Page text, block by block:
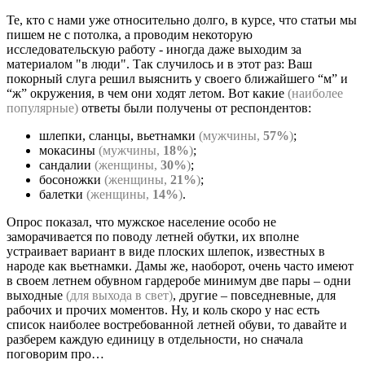
Те, кто с нами уже относительно долго, в курсе, что статьи мы
пишем не с потолка, а проводим некоторую
исследовательскую работу - иногда даже выходим за
материалом "в люди". Так случилось и в этот раз: Ваш
покорный слуга решил выяснить у своего ближайшего “м” и
“ж” окружения, в чем они ходят летом. Вот какие (наиболее
популярные) ответы были получены от респондентов:
шлепки, сланцы, вьетнамки (мужчины, 57%);
мокасины (мужчины, 18%);
сандалии (женщины, 30%);
босоножки (женщины, 21%);
балетки (женщины, 14%).
Опрос показал, что мужское население особо не
заморачивается по поводу летней обутки, их вполне
устраивает вариант в виде плоских шлепок, известных в
народе как вьетнамки. Дамы же, наоборот, очень часто имеют
в своем летнем обувном гардеробе минимум две пары – одни
выходные (для выхода в свет), другие – повседневные, для
рабочих и прочих моментов. Ну, и коль скоро у нас есть
список наиболее востребованной летней обуви, то давайте и
разберем каждую единицу в отдельности, но сначала
поговорим про…